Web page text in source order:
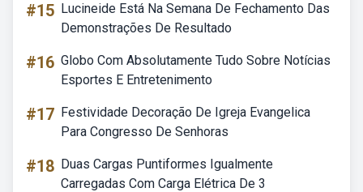
#15 Lucineide Está Na Semana De Fechamento Das
Demonstrações De Resultado
#16 Globo Com Absolutamente Tudo Sobre Notícias
Esportes E Entretenimento
#17 Festividade Decoração De Igreja Evangelica
Para Congresso De Senhoras
#18 Duas Cargas Puntiformes Igualmente
Carregadas Com Carga Elétrica De 3